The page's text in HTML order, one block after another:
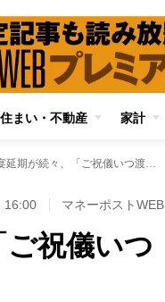
住まい・不動産 家計
コロナ禍で披露宴延期が続々、「ご祝儀いつ渡すか問題」が浮上
16:00 マネーポストWEB
祝儀いつ